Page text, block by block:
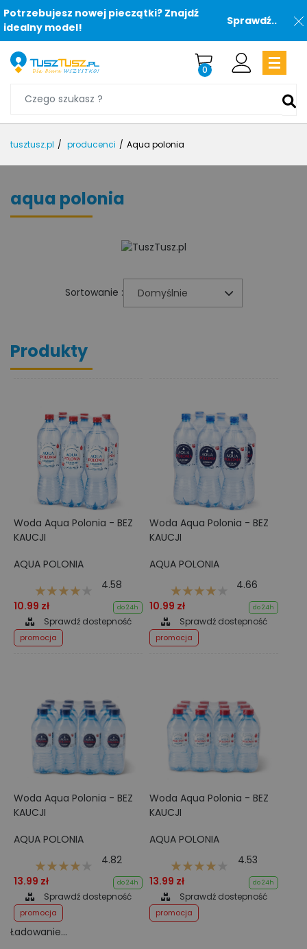
Potrzebujesz nowej pieczątki? Znajdź
idealny model!
Sprawdź..
0
tusztusz.pl producenci Aqua polonia
aqua polonia
Sortowanie : Domyślnie
Produkty
Woda Aqua Polonia - BEZ
KAUCJI
AQUA POLONIA
4.58
10.99 zł
do 24h
Sprawdź dostepność
promocja
Woda Aqua Polonia - BEZ
KAUCJI
AQUA POLONIA
4.66
10.99 zł
do 24h
Sprawdź dostepność
promocja
Woda Aqua Polonia - BEZ
KAUCJI
AQUA POLONIA
4.82
13.99 zł
do 24h
Sprawdź dostepność
promocja
Woda Aqua Polonia - BEZ
KAUCJI
AQUA POLONIA
4.53
13.99 zł
do 24h
Sprawdź dostepność
promocja
Ładowanie...